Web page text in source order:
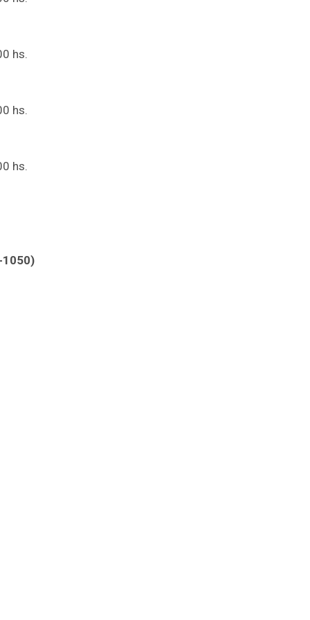
hs.
hs.
hs.
1050)